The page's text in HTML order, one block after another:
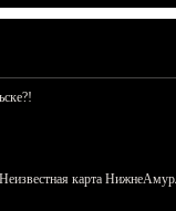
карта